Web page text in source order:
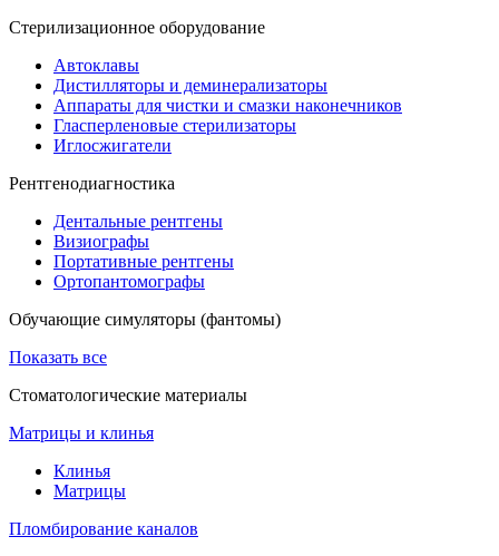
Стерилизационное оборудование
Автоклавы
Дистилляторы и деминерализаторы
Аппараты для чистки и смазки наконечников
Гласперленовые стерилизаторы
Иглосжигатели
Рентгенодиагностика
Дентальные рентгены
Визиографы
Портативные рентгены
Ортопантомографы
Обучающие симуляторы (фантомы)
Показать все
Стоматологические материалы
Матрицы и клинья
Клинья
Матрицы
Пломбирование каналов